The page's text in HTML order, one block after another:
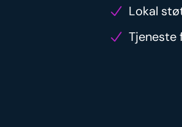
Lokal
Tjeneste